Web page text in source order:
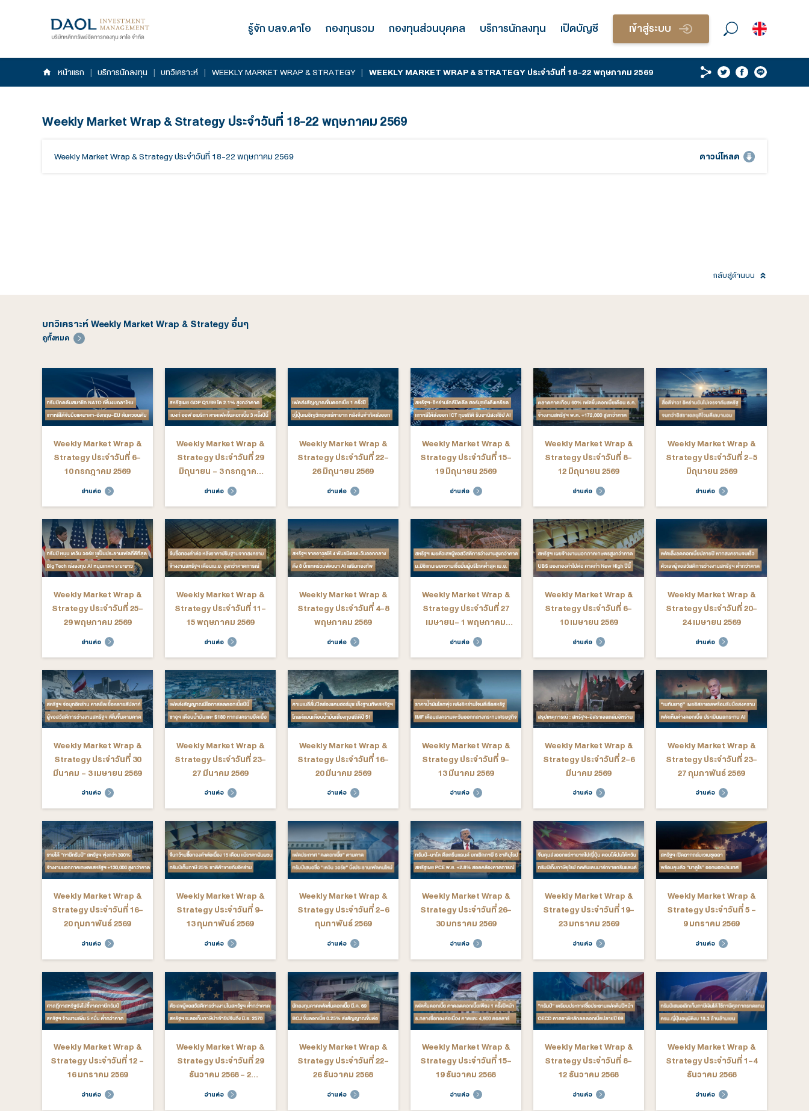
รู้จัก บลจ.ดาโอ กองทุนรวม กองทุนส่วนบุคคล บริการนักลงทุน เปิดบัญชี
หน้าแรก | บริการนักลงทุน | บทวิเคราะห์ | WEEKLY MARKET WRAP & STRATEGY | WEEKLY MARKET WRAP & STRATEGY ประจำวันที่ 18-22 พฤษภาคม
Weekly Market Wrap & Strategy ประจำวันที่ 18-22 พฤษภาคม 2569
บทวิเคราะห์ Weekly Market Wrap & Strategy อื่นๆ
ดูทั้งหมด
Weekly Market Wrap &
Strategy ประจำวันที่ 6-
10 กรกฎาคม 2569
อ่านต่อ
Weekly Market Wrap &
Strategy ประจำวันที่ 29
มิถุนายน - 3 กรกฎาคม
2569
อ่านต่อ
Weekly Market Wrap &
Strategy ประจำวันที่ 22-
26 มิถุนายน 2569
อ่านต่อ
Weekly Market Wrap &
Strategy ประจำวันที่ 15-
19 มิถุนายน 2569
อ่านต่อ
Weekly Market Wrap &
Strategy ประจำวันที่ 8-
12 มิถุนายน 2569
อ่านต่อ
Weekly Market Wrap &
Strategy ประจำวันที่ 25-
29 พฤษภาคม 2569
Weekly Market Wrap &
Strategy ประจำวันที่ 11-
15 พฤษภาคม 2569
Weekly Market Wrap &
Strategy ประจำวันที่ 4-8
พฤษภาคม 2569
Weekly Market Wrap &
Strategy ประจำวันที่ 27
เมษายน- 1 พฤษภาคม
2569
Weekly Market Wrap &
Strategy ประจำวันที่ 6-
10 เมษายน 2569
Weekly Market Wrap &
Strategy ประจำวันที่ 30
อ่านต่อ
Weekly Market Wrap &
Strategy ประจำวันที่ 23-
อ่านต่อ
Weekly Market Wrap &
Strategy ประจำวันที่ 16-
อ่านต่อ
Weekly Market Wrap &
Strategy ประจำวันที่ 9-
อ่านต่อ
Weekly Market Wrap &
Strategy ประจำวันที่ 2-6
อ่านต่อ